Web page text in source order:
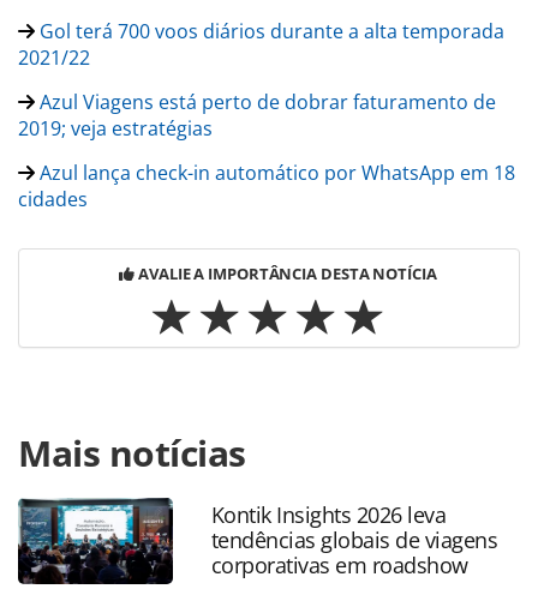
Gol terá 700 voos diários durante a alta temporada
2021/22
Azul Viagens está perto de dobrar faturamento de
2019; veja estratégias
Azul lança check-in automático por WhatsApp em 18
cidades
AVALIE A IMPORTÂNCIA DESTA NOTÍCIA
https://www.panrotas.com.br/aviacao/aeroportos/2021/
de-congonhas-testa-embarque-por-reconhecimento-
facial_185752.html ou as ferramentas oferecidas na página.
Todo o conteúdo produzido pela PANROTAS Editora é
protegido pela legislação brasileira sobre direito autoral.
Não reproduza o conteúdo sem autorização da PANROTAS
Mais notícias
Kontik Insights 2026 leva
tendências globais de viagens
corporativas em roadshow